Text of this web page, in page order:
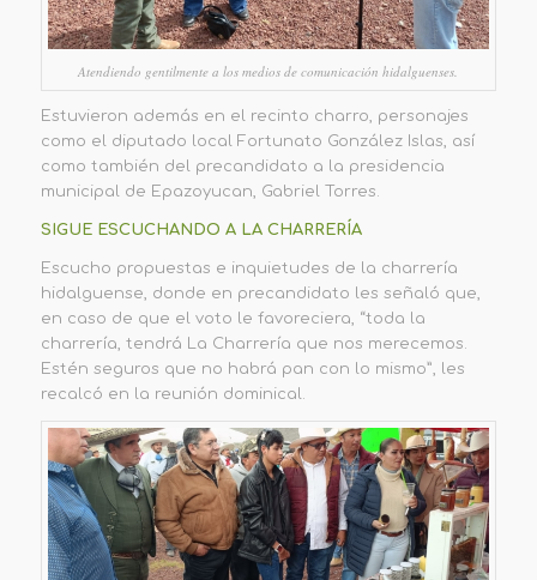
Atendiendo gentilmente a los medios de comunicación hidalguenses.
Estuvieron además en el recinto charro, personajes
como el diputado local Fortunato González Islas, así
como también del precandidato a la presidencia
municipal de Epazoyucan, Gabriel Torres.
SIGUE ESCUCHANDO A LA CHARRERÍA
Escucho propuestas e inquietudes de la charrería
hidalguense, donde en precandidato les señaló que,
en caso de que el voto le favoreciera, “toda la
charrería, tendrá La Charrería que nos merecemos.
Estén seguros que no habrá pan con lo mismo”, les
recalcó en la reunión dominical.